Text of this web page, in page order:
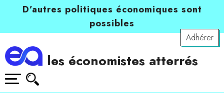
D’autres politiques économiques sont
possibles
Adhérer
les économistes atterrés